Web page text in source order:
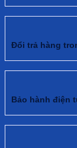
Đổi trả hàng
Bảo hành điện